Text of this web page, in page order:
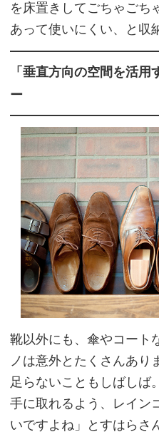
を床置きしてごちゃごち
あって使いにくい、と収
「垂直方向の空間を活
ー
靴以外にも、傘やコート
ノは意外とたくさんあり
足らないこともしばしば
手に取れるよう、レイン
いですよね」とすはらさ